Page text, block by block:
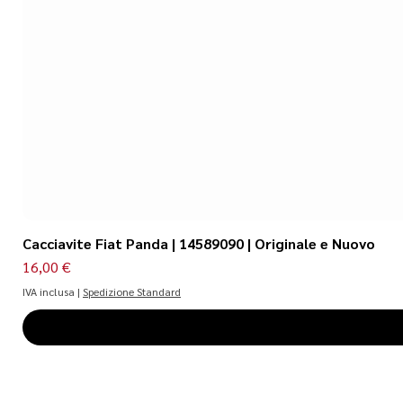
Cacciavite Fiat Panda | 14589090 | Originale e Nuovo
Prezzo
16,00 €
IVA inclusa | Spedizione Standard